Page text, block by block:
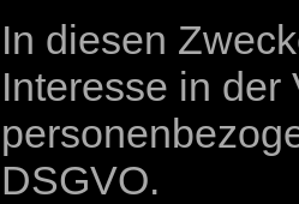
In diesen
Interesse in der
DSGVO.